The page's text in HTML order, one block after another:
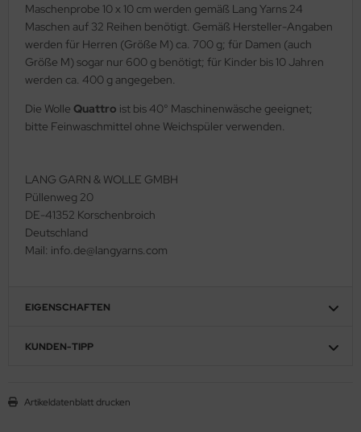
Maschenprobe 10 x 10 cm werden gemäß Lang Yarns 24
Maschen auf 32 Reihen benötigt. Gemäß Hersteller-Angaben
werden für Herren (Größe M) ca. 700 g; für Damen (auch
Größe M) sogar nur 600 g benötigt; für Kinder bis 10 Jahren
werden ca. 400 g angegeben.
Die Wolle Quattro ist bis 40° Maschinenwäsche geeignet;
bitte Feinwaschmittel ohne Weichspüler verwenden.
LANG GARN & WOLLE GMBH
Püllenweg 20
DE-41352 Korschenbroich
Deutschland
Mail: info.de@langyarns.com
EIGENSCHAFTEN
KUNDEN-TIPP
Artikeldatenblatt drucken